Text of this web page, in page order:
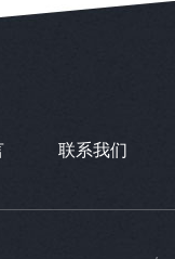
联系我们